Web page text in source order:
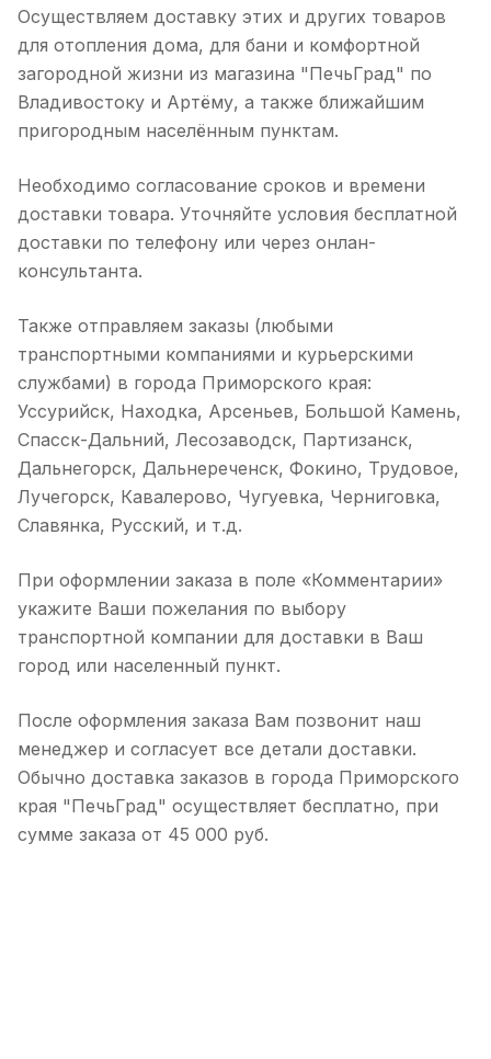
Осуществляем доставку этих и других товаров
для отопления дома, для бани и комфортной
загородной жизни из магазина "ПечьГрад" по
Владивостоку и Артёму, а также ближайшим
пригородным населённым пунктам.
Необходимо согласование сроков и времени
доставки товара. Уточняйте условия бесплатной
доставки по телефону или через онлан-
консультанта.
Также отправляем заказы (любыми
транспортными компаниями и курьерскими
службами) в города Приморского края:
Уссурийск, Находка, Арсеньев, Большой Камень,
Спасск-Дальний, Лесозаводск, Партизанск,
Дальнегорск, Дальнереченск, Фокино, Трудовое,
Лучегорск, Кавалерово, Чугуевка, Черниговка,
Славянка, Русский, и т.д.
При оформлении заказа в поле «Комментарии»
укажите Ваши пожелания по выбору
транспортной компании для доставки в Ваш
город или населенный пункт.
После оформления заказа Вам позвонит наш
менеджер и согласует все детали доставки.
Обычно доставка заказов в города Приморского
края "ПечьГрад" осуществляет бесплатно, при
сумме заказа от 45 000 руб.